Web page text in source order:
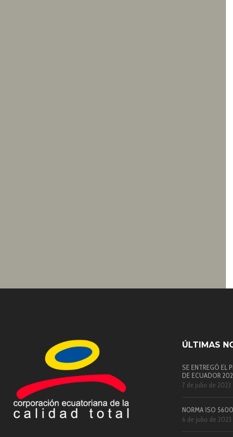
ÚLTIMAS
SE ENTREGÓ EL
DE ECUADOR
7 de julio de 2023
NORMA ISO
6 de julio de 2023